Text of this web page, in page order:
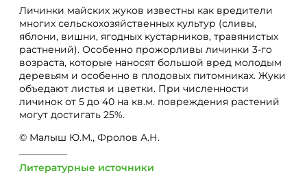
Личинки майских жуков известны как вредители
многих сельскохозяйственных культур (сливы,
яблони, вишни, ягодных кустарников, травянистых
растнений). Особенно прожорливы личинки 3-го
возраста, которые наносят большой вред молодым
деревьям и особенно в плодовых питомниках. Жуки
объедают листья и цветки. При численности
личинок от 5 до 40 на кв.м. повреждения растений
могут достигать 25%.
© Малыш Ю.М., Фролов А.Н.
Литературные источники